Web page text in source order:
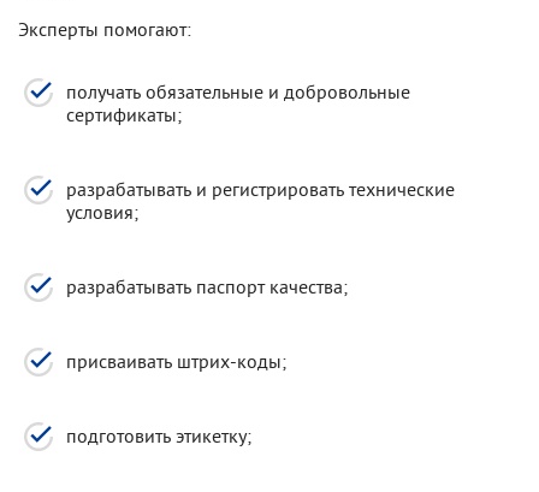
Эксперты помогают:
получать обязательные и добровольные
сертификаты;
разрабатывать и регистрировать технические
условия;
разрабатывать паспорт качества;
присваивать штрих-коды;
подготовить этикетку;